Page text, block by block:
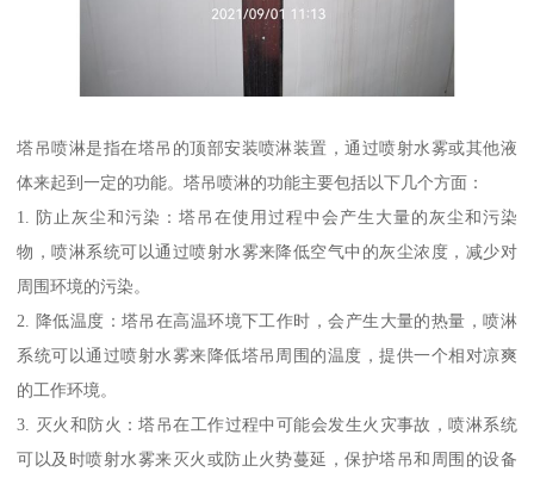
塔吊喷淋是指在塔吊的顶部安装喷淋装置，通过喷射水雾或其他液
体来起到一定的功能。塔吊喷淋的功能主要包括以下几个方面：
1. 防止灰尘和污染：塔吊在使用过程中会产生大量的灰尘和污染
物，喷淋系统可以通过喷射水雾来降低空气中的灰尘浓度，减少对
周围环境的污染。
2. 降低温度：塔吊在高温环境下工作时，会产生大量的热量，喷淋
系统可以通过喷射水雾来降低塔吊周围的温度，提供一个相对凉爽
的工作环境。
3. 灭火和防火：塔吊在工作过程中可能会发生火灾事故，喷淋系统
可以及时喷射水雾来灭火或防止火势蔓延，保护塔吊和周围的设备